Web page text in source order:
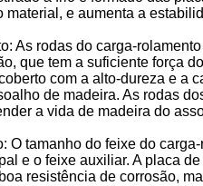
e aumenta a
As rodas do carga-
que tem a suficiente força
com a alto-dureza e a
de madeira. As rodas
a vida de madeira do
O tamanho do feixe do
e o feixe auxiliar. A placa
resistência de corrosão,